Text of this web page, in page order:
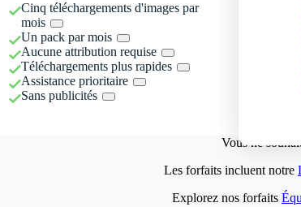
Cinq téléchargements d'images par
mois
Un pack par mois
Aucune attribution requise
Téléchargements plus rapides
Assistance prioritaire
Sans publicités
Vous ne
Les forfaits incluent notre
Explorez nos forfaits